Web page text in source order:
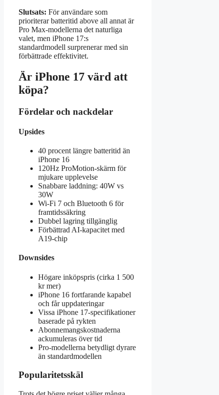
Slutsats: För användare som
prioriterar batteritid above all annat är
Pro Max-modellerna det naturliga
valet, men iPhone 17:s
standardmodell surprenerar med sin
förbättrade effektivitet.
Är iPhone 17 värd att
köpa?
Fördelar och nackdelar
Upsides
40 procent längre batteritid än
iPhone 16
120Hz ProMotion-skärm för
mjukare upplevelse
Snabbare laddning: 40W vs
30W
Wi-Fi 7 och Bluetooth 6 för
framtidssäkring
Dubbel lagring tillgänglig
Förbättrad AI-kapacitet med
A19-chip
Downsides
Högare inköpspris (cirka 1 500
kr mer)
iPhone 16 fortfarande kapabel
och får uppdateringar
Vissa iPhone 17-specifikationer
baserade på rykten
Abonnemangskostnaderna
ackumuleras över tid
Pro-modellerna betydligt dyrare
än standardmodellen
Popularitetsskäl